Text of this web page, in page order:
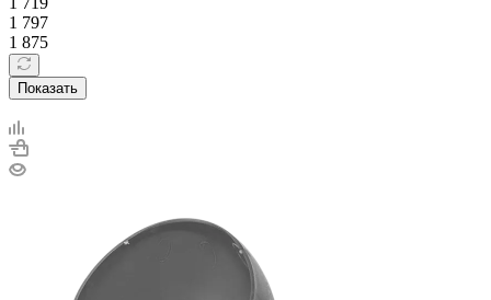
1 797
1 875
Показать